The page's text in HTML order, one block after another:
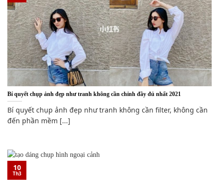
Bí quyết chụp ảnh đẹp như tranh không cần chỉnh đầy đủ nhất 2021
Bí quyết chụp ảnh đẹp như tranh không cần filter, không cần
đến phần mềm [...]
10
Th3